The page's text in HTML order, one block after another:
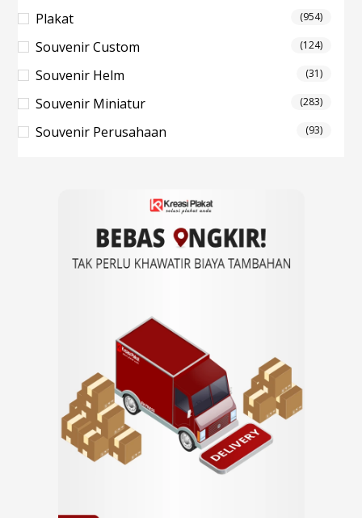
Plakat (954)
Souvenir Custom (124)
Souvenir Helm (31)
Souvenir Miniatur (283)
Souvenir Perusahaan (93)